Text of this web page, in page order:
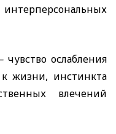
чувство ослабления
жизни, инстинкта
влечений